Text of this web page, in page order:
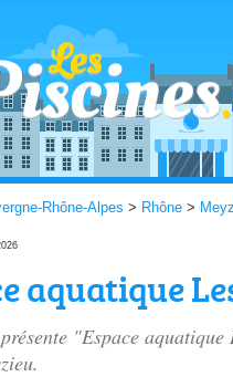
Rhône-Alpes > Rhône >
aquatique
"Espace